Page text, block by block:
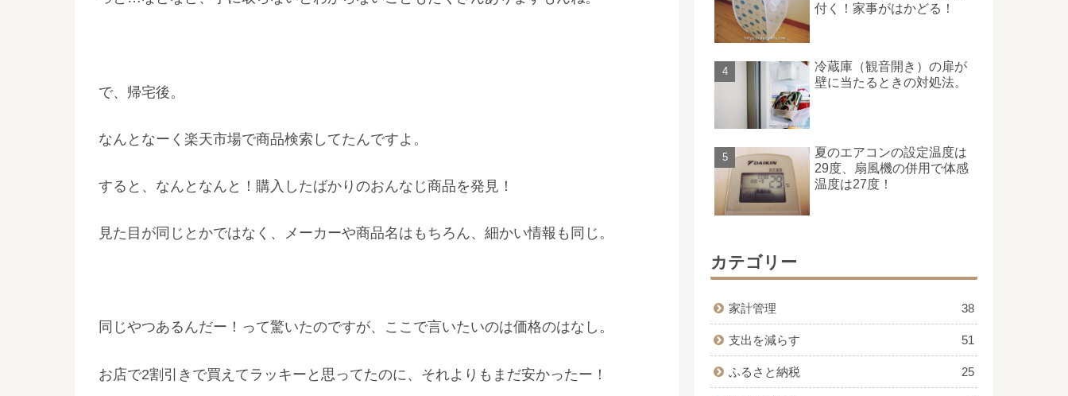
で、帰宅後。
なんとなーく楽天市場で商品検索してたんですよ。
すると、なんとなんと！購入したばかりのおんなじ商品を発見！
見た目が同じとかではなく、メーカーや商品名はもちろん、細かい情報も同じ。
同じやつあるんだー！って驚いたのですが、ここで言いたいのは価格のはなし。
お店で2割引きで買えてラッキーと思ってたのに、それよりもまだ安かったー！
付く！家事がはかどる！
冷蔵庫（観音開き）の扉が
壁に当たるときの対処法。
夏のエアコンの設定温度は
29度、扇風機の併用で体感
温度は27度！
カテゴリー
家計管理 38
支出を減らす 51
ふるさと納税 25